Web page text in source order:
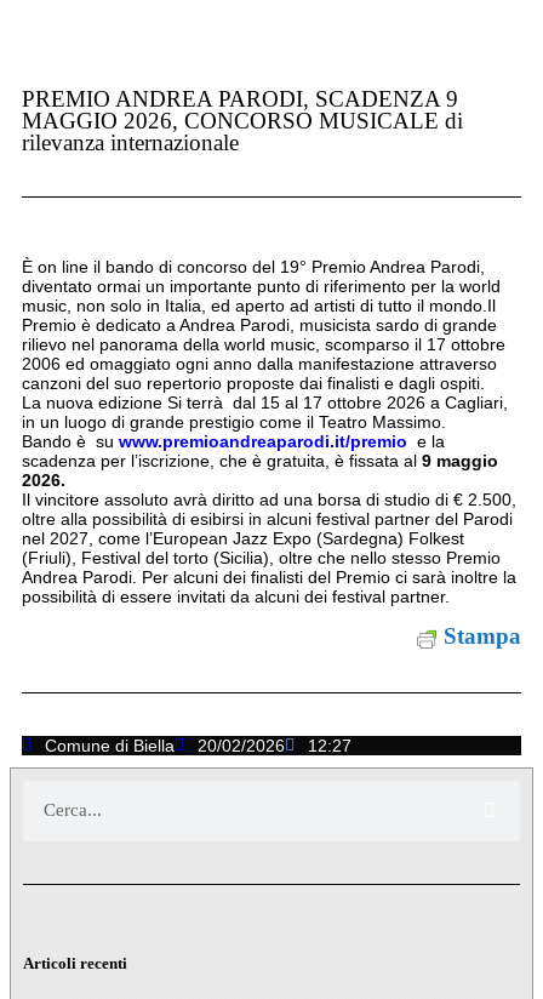
PREMIO ANDREA PARODI, SCADENZA 9
MAGGIO 2026, CONCORSO MUSICALE di
rilevanza internazionale
È on line il bando di concorso del 19° Premio Andrea Parodi,
diventato ormai un importante punto di riferimento per la world
music, non solo in Italia, ed aperto ad artisti di tutto il mondo.Il
Premio è dedicato a Andrea Parodi, musicista sardo di grande
rilievo nel panorama della world music, scomparso il 17 ottobre
2006 ed omaggiato ogni anno dalla manifestazione attraverso
canzoni del suo repertorio proposte dai finalisti e dagli ospiti.
La nuova edizione Si terrà dal 15 al 17 ottobre 2026 a Cagliari,
in un luogo di grande prestigio come il Teatro Massimo.
Bando è su www.premioandreaparodi.it/premio e la
scadenza per l’iscrizione, che è gratuita, è fissata al 9 maggio
2026.
Il vincitore assoluto avrà diritto ad una borsa di studio di € 2.500,
oltre alla possibilità di esibirsi in alcuni festival partner del Parodi
nel 2027, come l’European Jazz Expo (Sardegna) Folkest
(Friuli), Festival del torto (Sicilia), oltre che nello stesso Premio
Andrea Parodi. Per alcuni dei finalisti del Premio ci sarà inoltre la
possibilità di essere invitati da alcuni dei festival partner.
Stampa
Comune di Biella 20/02/2026 12:27
Articoli recenti